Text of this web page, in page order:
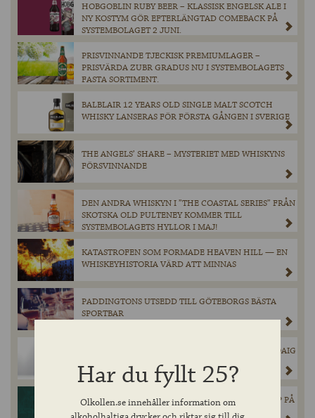
HOBGOBLIN RUBY BEER – KLASSISK ENGELSK ALE I
NY KOSTYM GÖR EFTERLÄNGTAD COMEBACK PÅ
SYSTEMBOLAGET 2 JUNI.
PRISVINNANDE TJECKISK PREMIUMLAGER –
PRISVÄRDA ZUBR GRADUS NU I SYSTEMBOLAGETS
FASTA SORTIMENT.
BALBLAIR 12 YEARS OLD SINGLE MALT SCOTCH
WHISKY LANSERAS FÖR FÖRSTA GÅNGEN I SVERIGE
THE ANGELS’ SHARE – MYSTERIET MED WHISKYNS
FÖRSVINNANDE
DEN ANDRA WHISKYN I ”THE COASTAL SERIES” FRÅN
SKOTSKA OLD PULTENEY KOMMER TILL
SYSTEMBOLAGETS HYLLOR I MAJ!
KATASTROFEN SOM FORMADE HEAVEN HILL — EN
WHISKEYHISTORIA VÄRD ATT MINNAS
PADDINGTONS UTSEDD TILL GÖTEBORGS BÄSTA
SPORTBAR
INNIS & GUNN’S SUCCÉSAMARBETE MED LAPHROAIG
CHIMAY GRÖN ÅTERVÄNDER I BEGRÄNSAT SLÄPP PÅ
SYSTEMBOLAGET.
Har du fyllt 25?
Olkollen.se innehåller information om